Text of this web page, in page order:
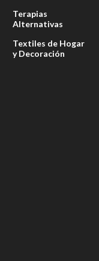
Terapias
Alternativas
Textiles de Hogar
y Decoración